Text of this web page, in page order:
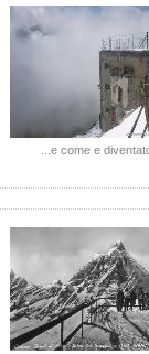
...e come e